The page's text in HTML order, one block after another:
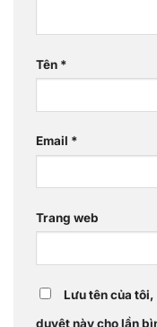
Tên *
Email *
Trang web
Lưu tên của
duyệt này cho lần